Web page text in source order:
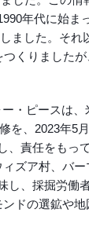
年代に始ま
ました。そ
くりました
・ピースは
を、2023年5
責任をもっ
ズア村、バ
、採掘労働
ドの選鉱や